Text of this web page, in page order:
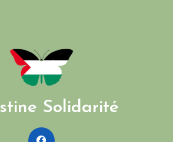
Solidarité